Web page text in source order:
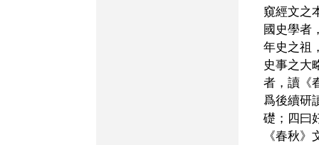
窺經文之
國史學者
年史之祖
史事之大
者，讀《
爲後續研
礎；四曰
《春秋